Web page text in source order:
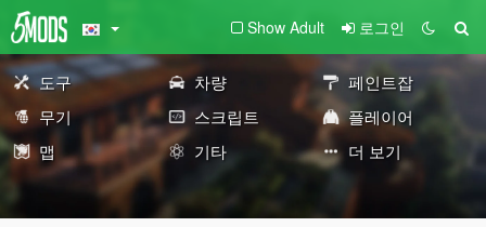
Show Adult 로그인
도구 차량
페인트잡
무기
스크립트
플레이어
맵
기타 더 보기